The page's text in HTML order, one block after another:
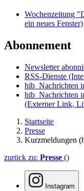
Wochenzeitung
ein neues Fenster)
Abonnement
Newsletter
RSS-Dienste
hib_Nachrichten
hib_Nachrichten
(Externer Link,
Startseite
Presse
Kurzmeldungen
zurück zu: Presse ()
Instagram